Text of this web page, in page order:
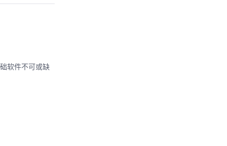
软件不可或缺